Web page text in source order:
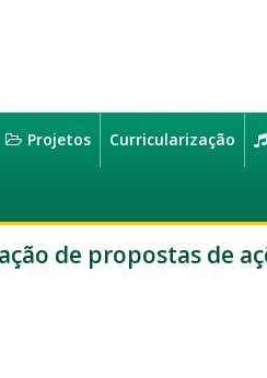
Projetos Curricularização
de propostas de